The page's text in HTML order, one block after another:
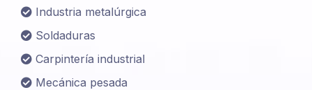
Industria metalúrgica
Soldaduras
Carpintería industrial
Mecánica pesada